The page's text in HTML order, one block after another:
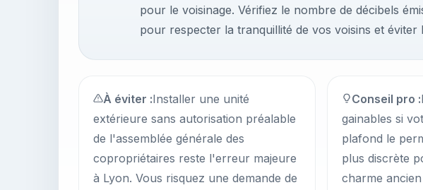
pour le voisinage. Vérifiez le nombre de décibels
pour respecter la tranquillité de vos voisins et éviter
À éviter :Installer une unité
extérieure sans autorisation préalable
de l'assemblée générale des
copropriétaires reste l'erreur majeure
à Lyon. Vous risquez une demande de
Conseil pro :
gainables si
plafond le
plus discrète
charme